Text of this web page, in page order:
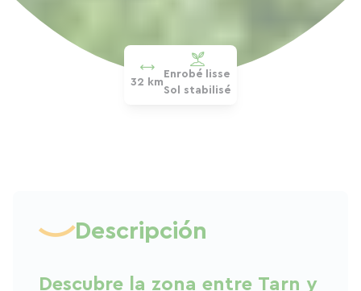
32 km
Enrobé lisse
Sol stabilisé
Descripción
Descubre la zona entre Tarn y